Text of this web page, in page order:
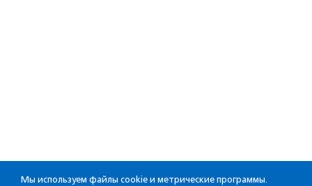
Мы используем файлы cookie и метрические программы.